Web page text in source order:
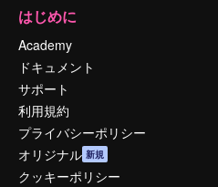
はじめに
Academy
ドキュメント
サポート
利用規約
プライバシーポリシー
オリジナル 新規
クッキーポリシー